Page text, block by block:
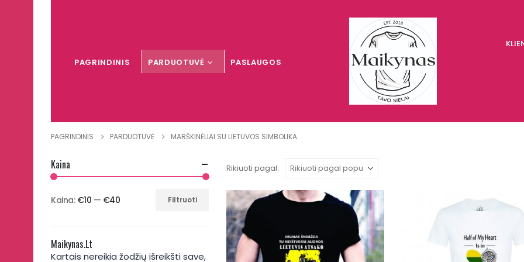
PAGRINDINIS PARDUOTUVĖ PASLAUGOS
PAGRINDINIS PARDUOTUVĖ MARŠKINĖLIAI SU LIETUVOS SIMBOLIKA
Rikiuoti pagal:
Kaina
kaina
kaina
Filtruoti
Kaina: €10 — €40
Maikynas.lt
Kartais nereikia žodžių išreikšti save,